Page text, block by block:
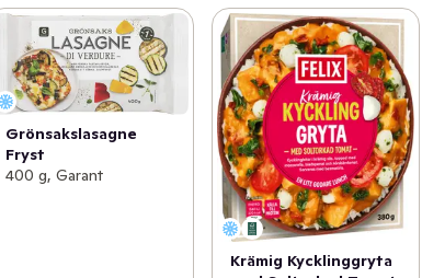
Grönsakslasagne
Fryst
400 g, Garant
Krämig Kycklinggryta